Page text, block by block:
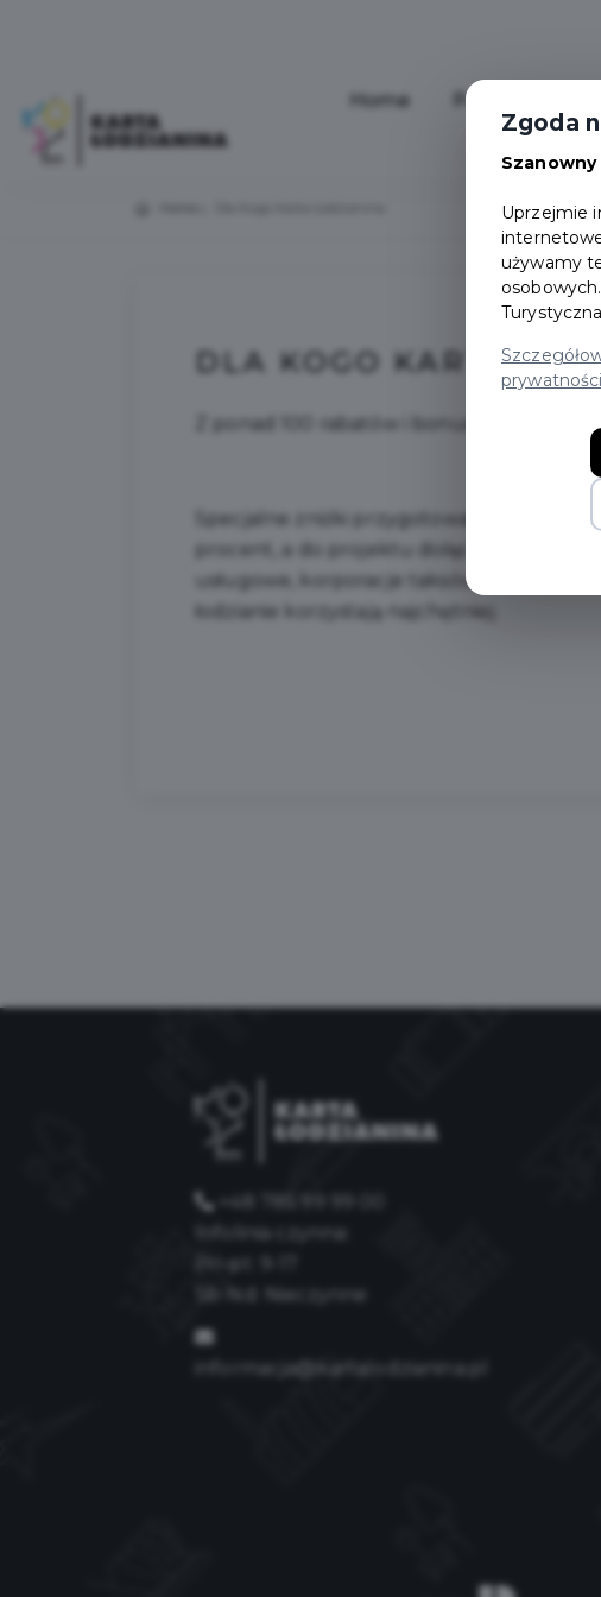
Home Pakiety
DLA KOGO KARTA
Z ponad 100 rabatów i bonusów mogą
Specjalne zniżki przygotowały teatry,
procent, a do projektu dołączyli także
usługowe, korporacje taksówkarskie,
łodzianie korzystają najchętniej.
+48 785 99 99 00
informacja@kartalodzianina.pl
Zgoda
Uprzejmie
używamy
prywatności